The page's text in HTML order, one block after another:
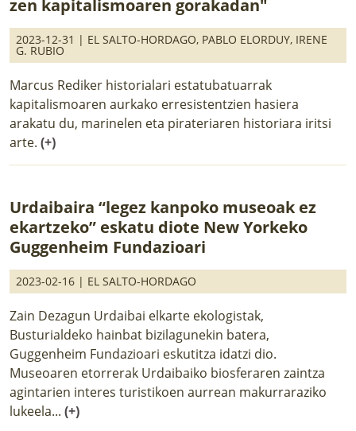
zen kapitalismoaren gorakadan"
2023-12-31 | EL SALTO-HORDAGO, PABLO ELORDUY, IRENE
G. RUBIO
Marcus Rediker historialari estatubatuarrak
kapitalismoaren aurkako erresistentzien hasiera
arakatu du, marinelen eta pirateriaren historiara iritsi
arte. (+)
Urdaibaira “legez kanpoko museoak ez
ekartzeko” eskatu diote New Yorkeko
Guggenheim Fundazioari
2023-02-16 | EL SALTO-HORDAGO
Zain Dezagun Urdaibai elkarte ekologistak,
Busturialdeko hainbat bizilagunekin batera,
Guggenheim Fundazioari eskutitza idatzi dio.
Museoaren etorrerak Urdaibaiko biosferaren zaintza
agintarien interes turistikoen aurrean makurraraziko
lukeela... (+)